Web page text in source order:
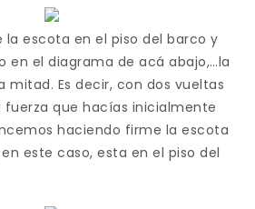
la escota en el piso del barco y
en el diagrama de acá abajo,…la
mitad. Es decir, con dos vueltas
que hacías inicialmente
haciendo firme la escota
este caso, esta en el piso del